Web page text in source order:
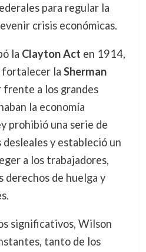
para regular la
crisis económicas.
la Clayton Act en 1914,
fortalecer la Sherman
frente a los grandes
la economía
prohibió una serie de
y estableció un
a los trabajadores,
derechos de huelga y
significativos, Wilson
tanto de los